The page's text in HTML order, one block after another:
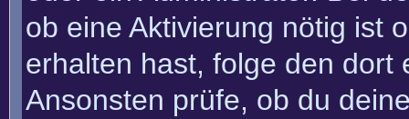
ob eine Aktivierung nötig ist
erhalten hast, folge den dort
Ansonsten prüfe, ob du